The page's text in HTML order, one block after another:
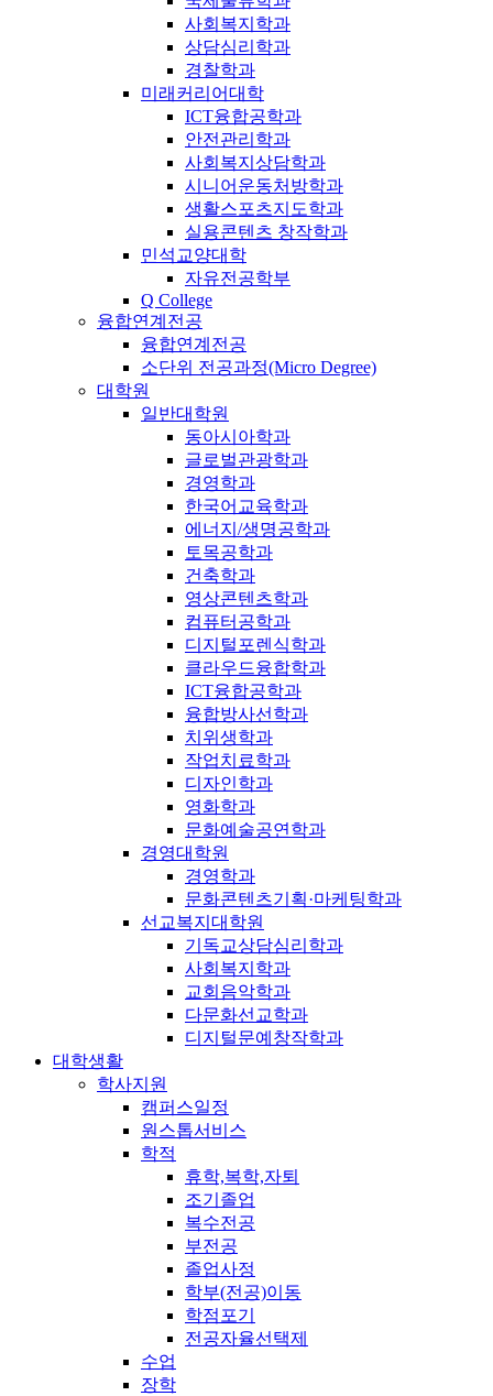
사회복지학과
상담심리학과
경찰학과
미래커리어대학
ICT융합공학과
안전관리학과
사회복지상담학과
시니어운동처방학과
생활스포츠지도학과
실용콘텐츠 창작학과
민석교양대학
자유전공학부
Q College
융합연계전공
융합연계전공
소단위 전공과정(Micro Degree)
대학원
일반대학원
동아시아학과
글로벌관광학과
경영학과
한국어교육학과
에너지/생명공학과
토목공학과
건축학과
영상콘텐츠학과
컴퓨터공학과
디지털포렌식학과
클라우드융합학과
ICT융합공학과
융합방사선학과
치위생학과
작업치료학과
디자인학과
영화학과
문화예술공연학과
경영대학원
경영학과
문화콘텐츠기획·마케팅학과
선교복지대학원
기독교상담심리학과
사회복지학과
교회음악학과
다문화선교학과
디지털문예창작학과
대학생활
학사지원
캠퍼스일정
원스톱서비스
학적
휴학,복학,자퇴
조기졸업
복수전공
부전공
졸업사정
학부(전공)이동
학점포기
전공자율선택제
수업
장학